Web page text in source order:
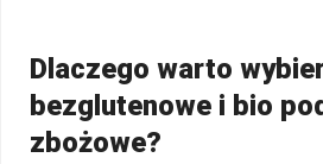
Dlaczego warto
bezglutenowe i bio
zbożowe?